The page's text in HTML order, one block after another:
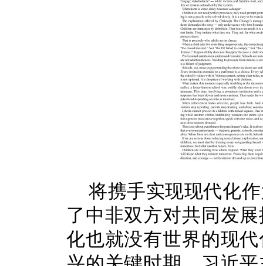
将携手实现现代化
了中非双方对共同发
化也就没有世界的现